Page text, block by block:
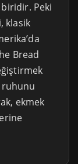
Peki
klasik
Bread
ruhunu
ekmek